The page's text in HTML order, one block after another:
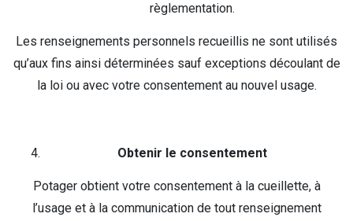
règlementation.
Les renseignements personnels recueillis ne sont utilisés
qu’aux fins ainsi déterminées sauf exceptions découlant de
la loi ou avec votre consentement au nouvel usage.
Obtenir le consentement
Potager obtient votre consentement à la cueillette, à
l’usage et à la communication de tout renseignement